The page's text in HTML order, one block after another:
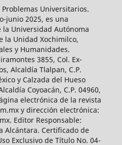
Universitarios.
junio 2025, es una
Universidad Autónoma
la Unidad Xochimilco,
y Humanidades.
3855, Col. Ex-
Alcaldía Tlalpan, C.P.
y Calzada del Hueso
Coyoacán, C.P. 04960,
electrónica de la revista
y dirección electrónica:
Editor Responsable:
Alcántara. Certificado de
Exclusivo de Título No. 04-